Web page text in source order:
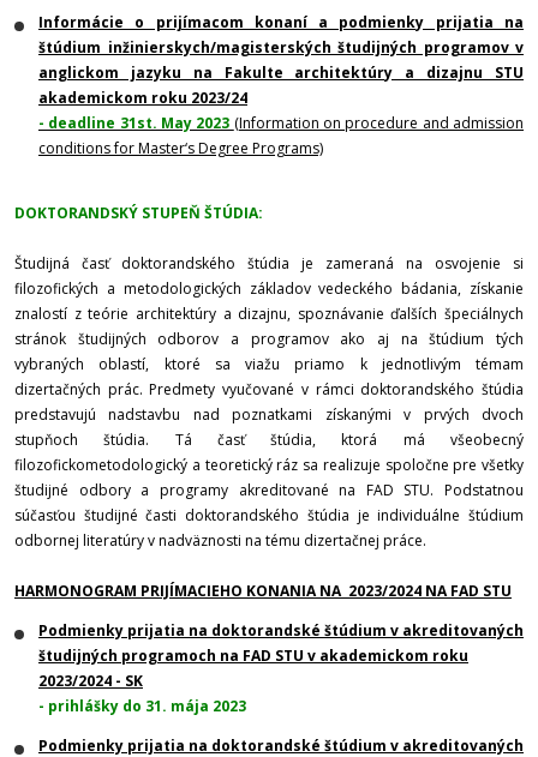
Informácie o prijímacom konaní a podmienky prijatia na
štúdium inžinierskych/magisterských študijných programov v
anglickom jazyku na Fakulte architektúry a dizajnu STU
akademickom roku 2023/24
- deadline 31st. May 2023 (Information on procedure and admission
conditions for Master‘s Degree Programs)
DOKTORANDSKÝ STUPEŇ ŠTÚDIA:
Študijná časť doktorandského štúdia je zameraná na osvojenie si
filozofických a metodologických základov vedeckého bádania, získanie
znalostí z teórie architektúry a dizajnu, spoznávanie ďalších špeciálnych
stránok študijných odborov a programov ako aj na štúdium tých
vybraných oblastí, ktoré sa viažu priamo k jednotlivým témam
dizertačných prác. Predmety vyučované v rámci doktorandského štúdia
predstavujú nadstavbu nad poznatkami získanými v prvých dvoch
stupňoch štúdia. Tá časť štúdia, ktorá má všeobecný
filozofickometodologický a teoretický ráz sa realizuje spoločne pre všetky
študijné odbory a programy akreditované na FAD STU. Podstatnou
súčasťou študijné časti doktorandského štúdia je individuálne štúdium
odbornej literatúry v nadväznosti na tému dizertačnej práce.
HARMONOGRAM PRIJÍMACIEHO KONANIA NA 2023/2024 NA FAD STU
Podmienky prijatia na doktorandské štúdium v akreditovaných
študijných programoch na FAD STU v akademickom roku
2023/2024 - SK
- prihlášky do 31. mája 2023
Podmienky prijatia na doktorandské štúdium v akreditovaných